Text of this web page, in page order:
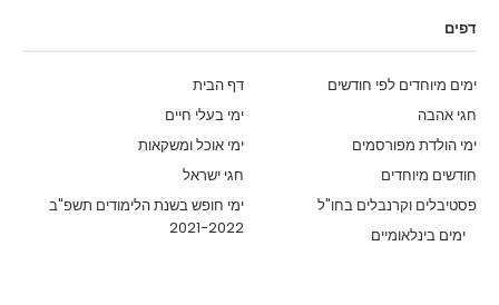
דפים
דף הבית
ימים מיוחדים לפי חודשים
ימי בעלי חיים
חגי אהבה
ימי אוכל ומשקאות
ימי הולדת מפורסמים
חגי ישראל
חודשים מיוחדים
ימי חופש בשנת הלימודים תשפ"ב
2021-2022
פסטיבלים וקרנבלים בחו"ל
ימים בינלאומיים